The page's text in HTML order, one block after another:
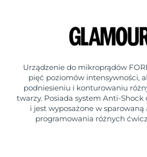
Urządzenie do mikroprądów
pięć poziomów intensywności,
podniesieniu i konturowaniu
twarzy. Posiada system Anti-Shock
i jest wyposażone w
programowania różnych